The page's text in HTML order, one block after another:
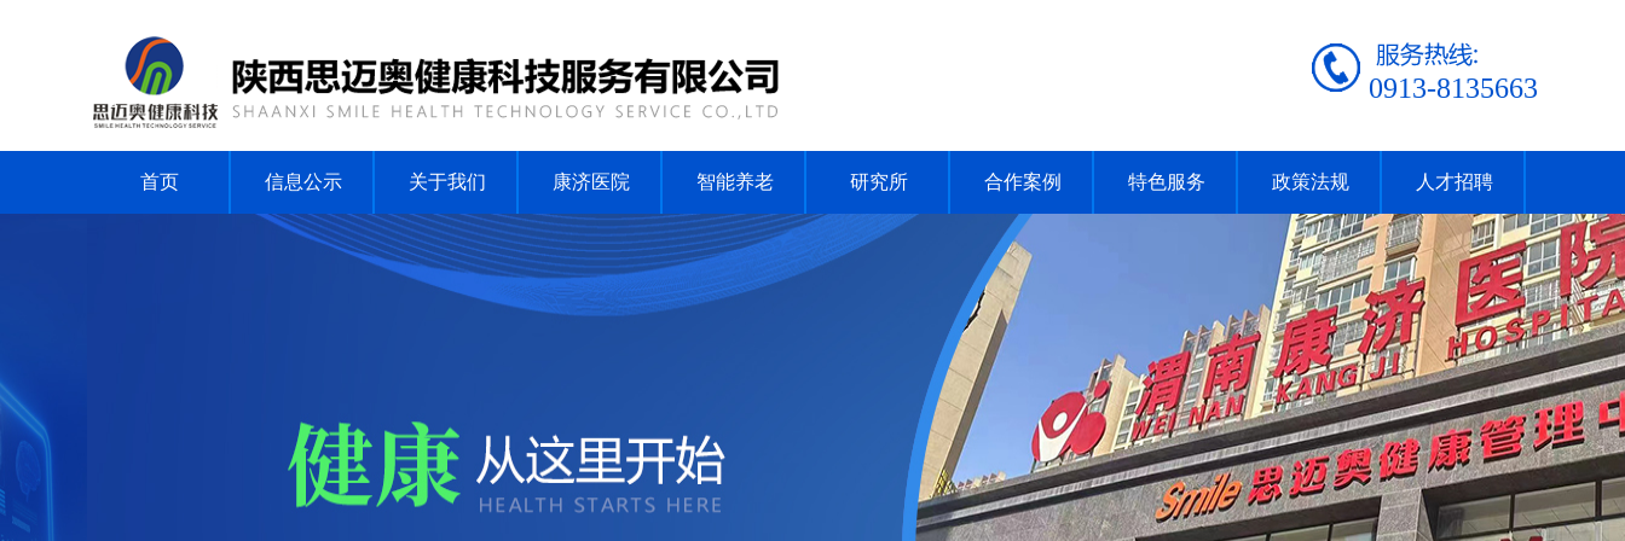
0913-8135663
首页 信息公示 关于我们 康济医院 智能养老 研究所 合作案例 特色服务 政策法规 人才招聘